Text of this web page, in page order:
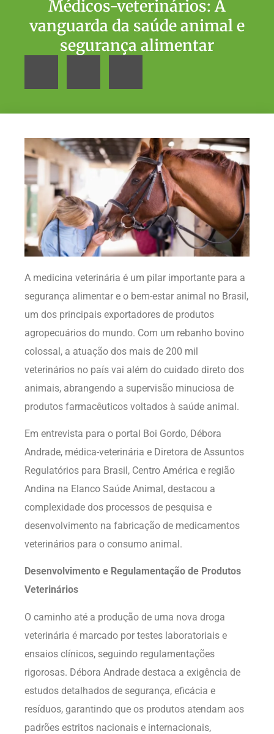
Médicos-veterinários: A
vanguarda da saúde animal e
segurança alimentar
A medicina veterinária é um pilar importante para a
segurança alimentar e o bem-estar animal no Brasil,
um dos principais exportadores de produtos
agropecuários do mundo. Com um rebanho bovino
colossal, a atuação dos mais de 200 mil
veterinários no país vai além do cuidado direto dos
animais, abrangendo a supervisão minuciosa de
produtos farmacêuticos voltados à saúde animal.
Em entrevista para o portal Boi Gordo, Débora
Andrade, médica-veterinária e Diretora de Assuntos
Regulatórios para Brasil, Centro América e região
Andina na Elanco Saúde Animal, destacou a
complexidade dos processos de pesquisa e
desenvolvimento na fabricação de medicamentos
veterinários para o consumo animal.
Desenvolvimento e Regulamentação de Produtos
Veterinários
O caminho até a produção de uma nova droga
veterinária é marcado por testes laboratoriais e
ensaios clínicos, seguindo regulamentações
rigorosas. Débora Andrade destaca a exigência de
estudos detalhados de segurança, eficácia e
resíduos, garantindo que os produtos atendam aos
padrões estritos nacionais e internacionais,